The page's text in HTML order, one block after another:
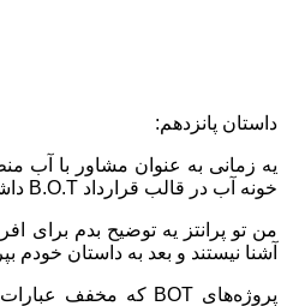
داستان پانزدهم:
یه زمانی به عنوان مشاور با آب
خونه آب در قالب قرارداد B.O.T داشتیم.
من تو پرانتز یه توضیح بدم برای
آشنا نیستند و بعد به داستان خودم